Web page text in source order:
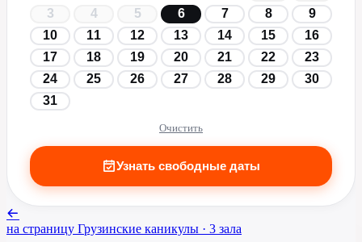
3
4 5 6 7 8
9
10
11 12 13 14 15
16
17
18 19 20 21 22
23
24
25 26 27 28 29
30
31
Очистить
Узнать свободные даты
на страницу Грузинские каникулы · 3 зала